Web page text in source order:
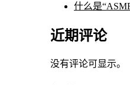
什么是
近期评论
没有评论可显示。